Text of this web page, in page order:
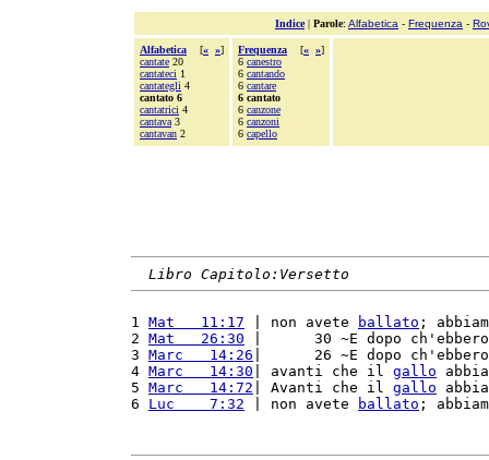
Indice| Parole: Alfabetica - Frequenza -
Alfabetica [« »]
cantate 20
cantateci 1
cantategli 4
cantato 6
cantatrici 4
cantava 3
cantavan 2
Frequenza [« »]
6 canestro
6 cantando
6 cantare
6 cantato
6 canzone
6 canzoni
6 capello
Libro Capitolo:Versetto
1 Mat   11:17 | non avete ballato ;
2 Mat   26:30 |      30 ~E dopo
3 Marc   14:26 |      26 ~E dopo
4 Marc   14:30 | avanti che il gallo
5 Marc   14:72 | Avanti che il gallo
6 Luc    7:32 | non avete ballato ;